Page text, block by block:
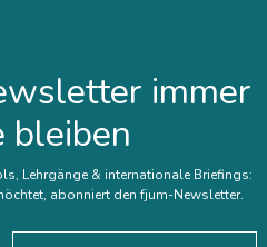
immer
bleiben
Lehrgänge & internationale Briefings:
abonniert den fjum-Newsletter.